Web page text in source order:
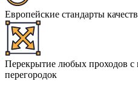
Европейские стандарты
Перекрытие любых проходов
перегородок